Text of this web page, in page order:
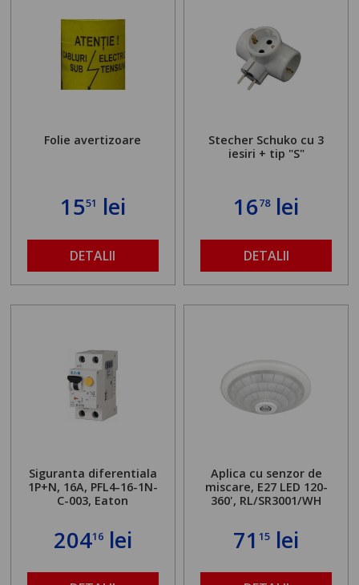
Folie avertizoare
1551 lei
DETALII
Stecher Schuko cu 3
iesiri + tip "S"
1678lei
DETALII
Siguranta diferentiala
1P+N, 16A, PFL4-16-1N-
C-003, Eaton
20416lei
Aplica cu senzor de
miscare, E27 LED 120-
360', RL/SR3001/WH
7115 lei